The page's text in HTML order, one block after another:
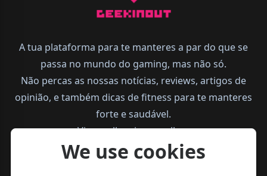
A tua plataforma para te manteres a par do que se
passa no mundo do gaming, mas não só.
Não percas as nossas notícias, reviews, artigos de
opinião, e também dicas de fitness para te manteres
forte e saudável.
Vive melhor, joga melhor.
We use cookies